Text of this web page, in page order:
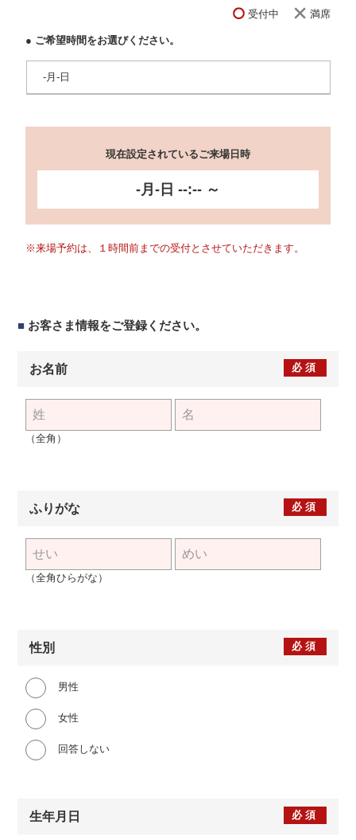
受付中 満席
● ご希望時間をお選びください。
-月-日
現在設定されているご来場日時
-月-日 --:-- ～
※来場予約は、１時間前までの受付とさせていただきます。
■ お客さま情報をご登録ください。
必須
お名前
（全角）
必須
ふりがな
（全角ひらがな）
必須
性別
男性
女性
回答しない
必須
生年月日